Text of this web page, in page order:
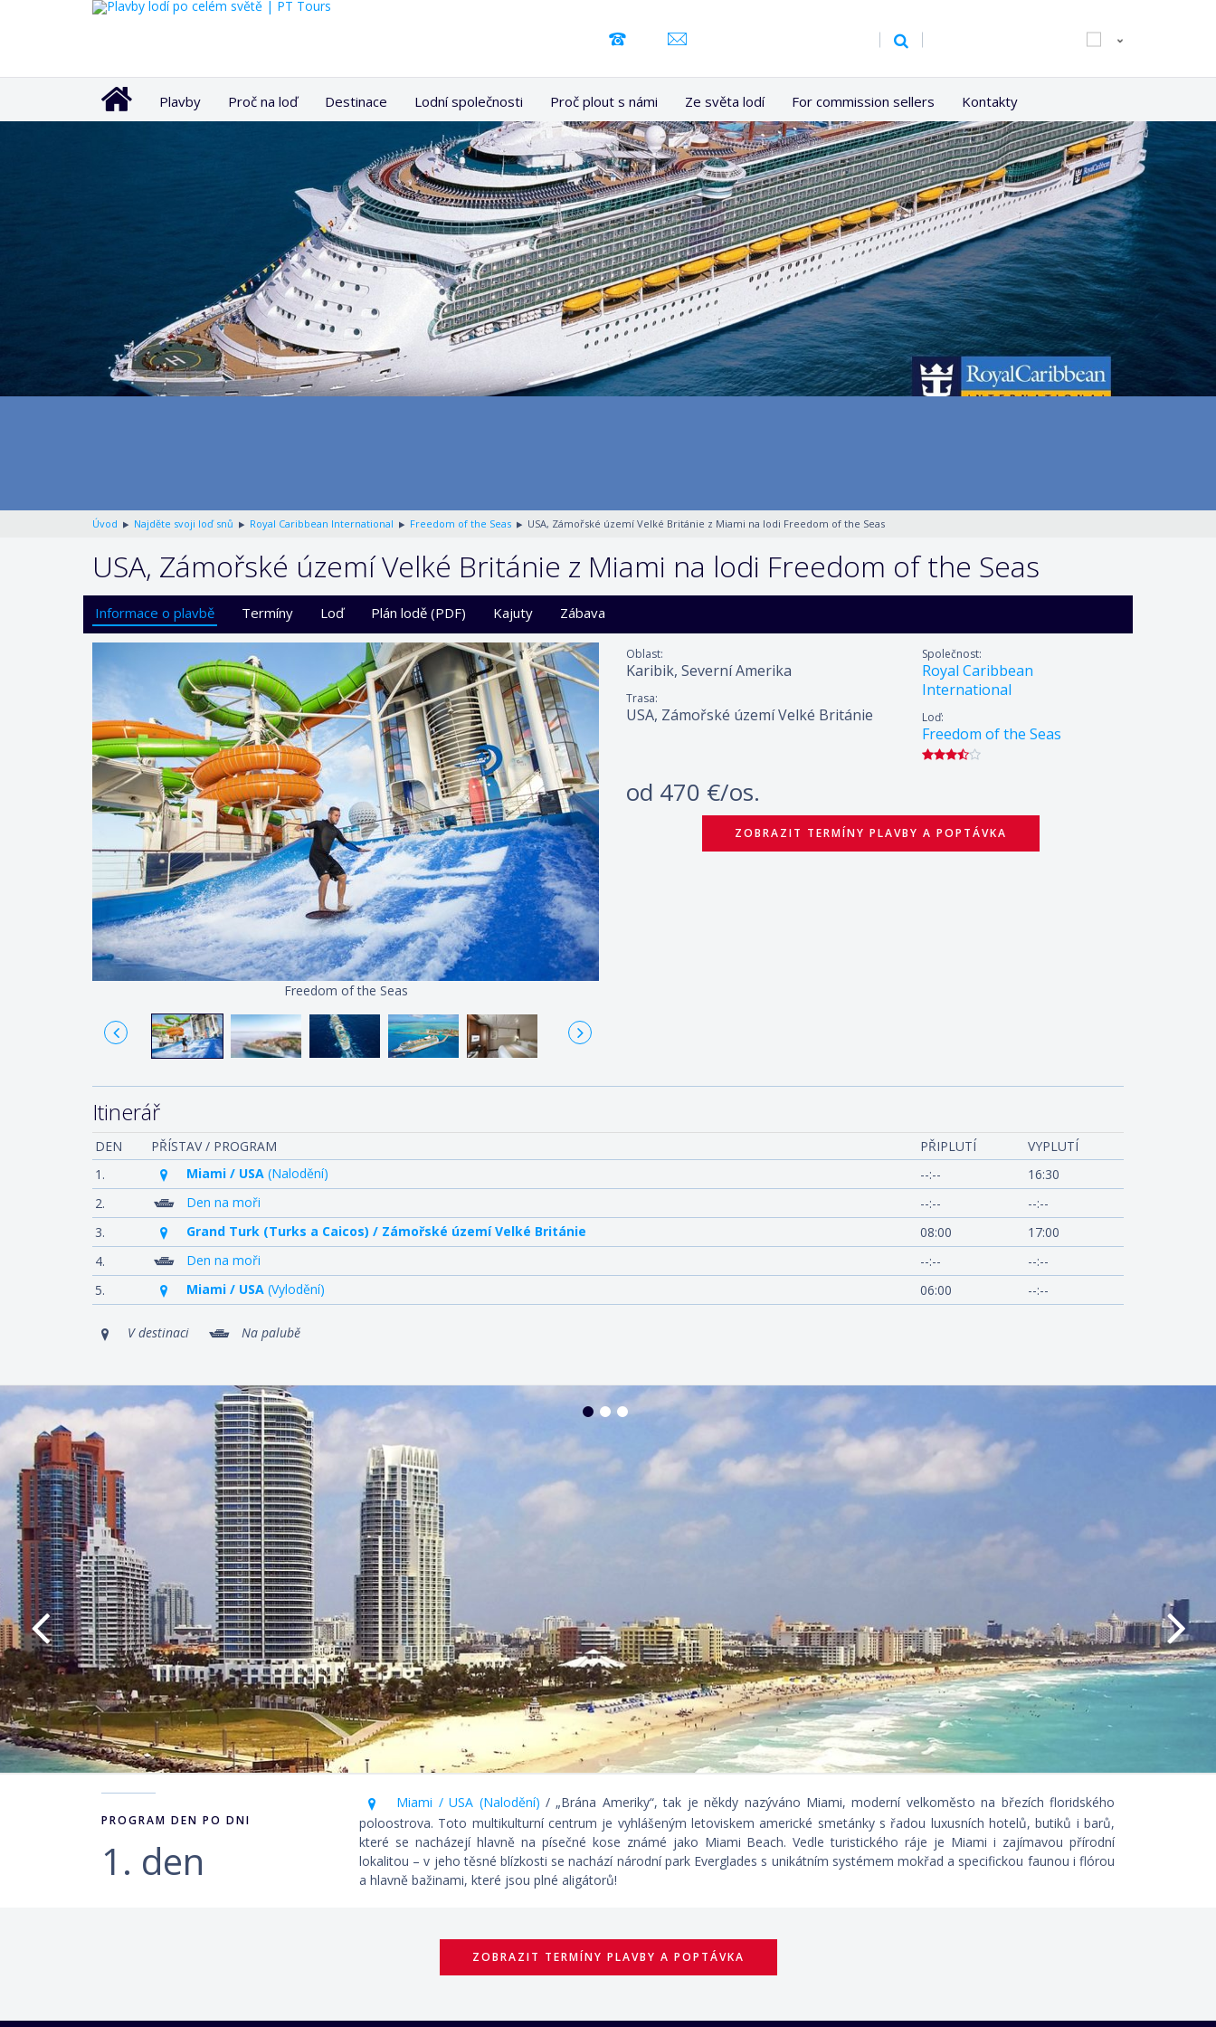
Plavby Proč na loď Destinace Lodní společnosti Proč plout s námi Ze světa lodí For commission sellers Kontakty
Úvod Najděte svoji loď snů Royal Caribbean International Freedom of the Seas USA, Zámořské území Velké Británie z Miami na lodi Freedom of the Seas
USA, Zámořské území Velké Británie z Miami na lodi Freedom of the Seas
Informace o plavbě Termíny Loď Plán lodě (PDF) Kajuty Zábava
Freedom of the Seas
Freedom of the Seas
Oblast:
Karibik, Severní Amerika
Trasa:
USA, Zámořské území Velké Británie
Společnost:
Royal Caribbean
International
Loď:
Freedom of the Seas
od 470 €/os.
ZOBRAZIT TERMÍNY PLAVBY A POPTÁVKA
Itinerář
DEN PŘÍSTAV / PROGRAM PŘIPLUTÍ
VYPLUTÍ
1.
Miami / USA (Nalodění) --:--
16:30
2.
Den na moři --:--
--:--
3.
Grand Turk (Turks a Caicos) / Zámořské území Velké Británie 08:00
17:00
4.
Den na moři --:--
--:--
5.
Miami / USA (Vylodění) 06:00 --:--
V destinaci Na palubě
PROGRAM DEN PO DNI
1. den
Miami / USA (Nalodění)/ „Brána Ameriky“, tak je někdy nazýváno Miami, moderní velkoměsto na březích floridského
poloostrova. Toto multikulturní centrum je vyhlášeným letoviskem americké smetánky s řadou luxusních hotelů, butiků i barů,
které se nacházejí hlavně na písečné kose známé jako Miami Beach. Vedle turistického ráje je Miami i zajímavou přírodní
lokalitou – v jeho těsné blízkosti se nachází národní park Everglades s unikátním systémem mokřad a specifickou faunou i flórou
a hlavně bažinami, které jsou plné aligátorů!
ZOBRAZIT TERMÍNY PLAVBY A POPTÁVKA